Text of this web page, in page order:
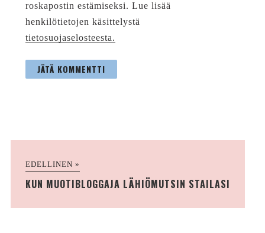
roskapostin estämiseksi. Lue lisää
henkilötietojen käsittelystä
tietosuojaselosteesta.
EDELLINEN »
KUN MUOTIBLOGGAJA LÄHIÖMUTSIN STAILASI